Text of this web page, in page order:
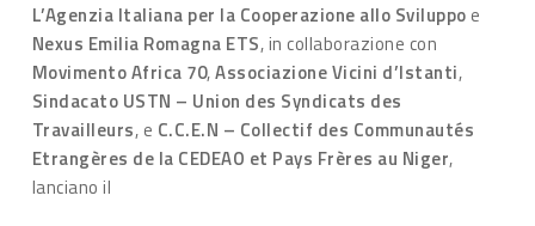
L’Agenzia Italiana per la Cooperazione allo Sviluppo e
Nexus Emilia Romagna ETS, in collaborazione con
Movimento Africa 70,Associazione Vicini d’Istanti,
Sindacato USTN – Union des Syndicats des
Travailleurs, e C.C.E.N – Collectif des Communautés
Etrangères de la CEDEAO et Pays Frères au Niger,
lanciano il